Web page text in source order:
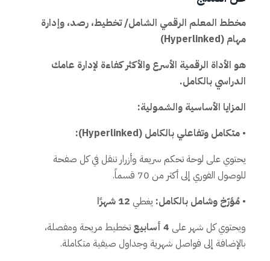
مخطط المعلم الرقمي الشامل/ تخطيط، رصد، وإدارة
مهام (Hyperlinked)
هو الأداة الرقمية الأسرع والأكثر كفاءة لإدارة عامك
الدراسي بالكامل.
المزايا الأساسية والشمولية:
• متكامل وتفاعلي بالكامل (Hyperlinked):
يحتوي على لوحة تحكم سريعة وأزرار تنقل في كل صفحة
للوصول الفوري إلى أكثر من 70 قسماً.
• مُؤرّخ وشامل بالكامل: يغطي 12 شهرًا
ويحتوي كل شهر على 4 أسابيع
تخطيط مريحة ومفصلة،
بالإضافة إلى فواصل شهرية وجداول صيفية متكاملة.